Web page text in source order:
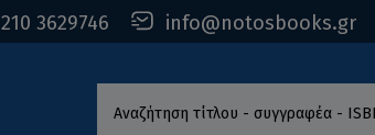
210 3629746 info@notosbooks.gr
Αναζήτηση τίτλου - συγγραφέα -